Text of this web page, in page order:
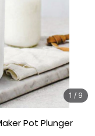
1 / 9
Pot Plunger